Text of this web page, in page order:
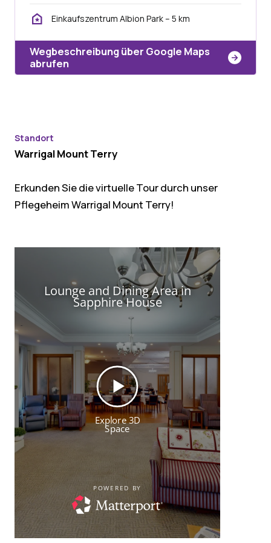
Einkaufszentrum Albion Park – 5 km
Wegbeschreibung über Google Maps
abrufen
Standort
Warrigal Mount Terry
Erkunden Sie die virtuelle Tour durch unser
Pflegeheim Warrigal Mount Terry!